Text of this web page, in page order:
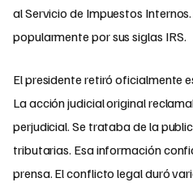
al Servicio de Impuestos
popularmente por sus siglas IRS.
El presidente retiró oficialmente
La acción judicial original
perjudicial. Se trataba de la
tributarias. Esa información
prensa. El conflicto legal duró